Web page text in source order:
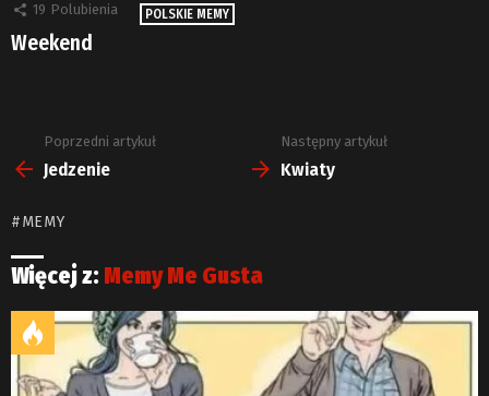
19 Polubienia POLSKIE MEMY
Weekend
Zobacz
więcej
Poprzedni artykuł
Jedzenie
Następny artykuł
Kwiaty
MEMY
Więcej z: Memy Me Gusta